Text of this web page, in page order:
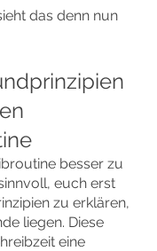
das denn nun
besser zu
euch erst
zu erklären,
liegen. Diese
eine